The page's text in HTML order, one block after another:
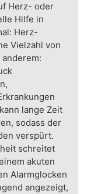
Herz- oder
Hilfe in
Herz-
Vielzahl von
lange Zeit
sodass der
verspürt.
schreitet
akuten
Alarmglocken
angezeigt,